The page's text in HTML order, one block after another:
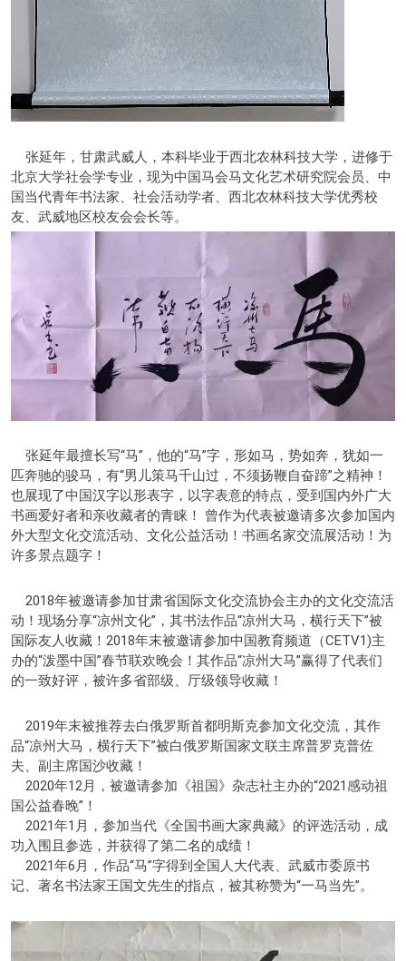
张延年，甘肃武威人，本科毕业于西北农林科技大学，进修于
北京大学社会学专业，现为中国马会马文化艺术研究院会员、中
国当代青年书法家、社会活动学者、西北农林科技大学优秀校
友、武威地区校友会会长等。
张延年最擅长写“马”，他的“马”字，形如马，势如奔，犹如一
匹奔驰的骏马，有“男儿策马千山过，不须扬鞭自奋蹄”之精神！
也展现了中国汉字以形表字，以字表意的特点，受到国内外广大
书画爱好者和亲收藏者的青睐！ 曾作为代表被邀请多次参加国内
外大型文化交流活动、文化公益活动！书画名家交流展活动！为
许多景点题字！
2018年被邀请参加甘肃省国际文化交流协会主办的文化交流活
动！现场分享“凉州文化”，其书法作品“凉州大马，横行天下”被
国际友人收藏！2018年末被邀请参加中国教育频道（CETV1)主
办的“泼墨中国”春节联欢晚会！其作品“凉州大马”赢得了代表们
的一致好评，被许多省部级、厅级领导收藏！
2019年末被推荐去白俄罗斯首都明斯克参加文化交流，其作
品“凉州大马，横行天下”被白俄罗斯国家文联主席普罗克普佐
夫、副主席国沙收藏！
2020年12月，被邀请参加《祖国》杂志社主办的“2021感动祖
国公益春晚”！
2021年1月，参加当代《全国书画大家典藏》的评选活动，成
功入围且参选，并获得了第二名的成绩！
2021年6月，作品“马”字得到全国人大代表、武威市委原书
记、著名书法家王国文先生的指点，被其称赞为“一马当先”。